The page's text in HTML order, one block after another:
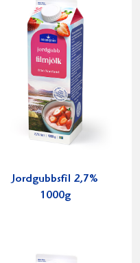
Jordgubbsfil 2,7%
1000g